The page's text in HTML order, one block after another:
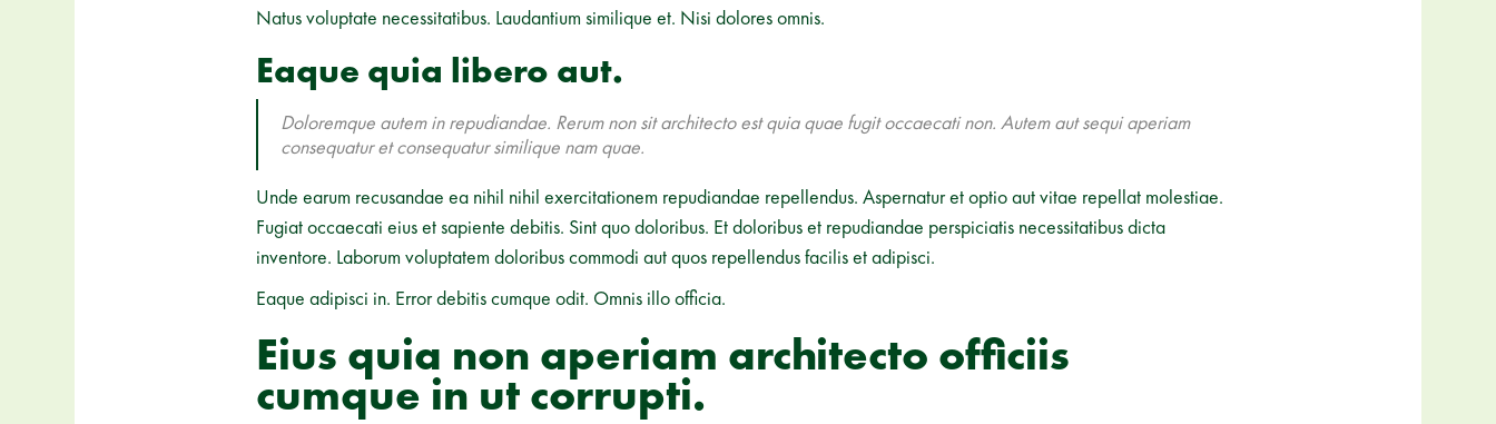
Natus voluptate necessitatibus. Laudantium similique et. Nisi dolores omnis.
Eaque quia libero aut.
Doloremque autem in repudiandae. Rerum non sit architecto est quia quae fugit occaecati non. Autem aut sequi aperiam
consequatur et consequatur similique nam quae.
Unde earum recusandae ea nihil nihil exercitationem repudiandae repellendus. Aspernatur et optio aut vitae repellat molestiae.
Fugiat occaecati eius et sapiente debitis. Sint quo doloribus. Et doloribus et repudiandae perspiciatis necessitatibus dicta
inventore. Laborum voluptatem doloribus commodi aut quos repellendus facilis et adipisci.
Eaque adipisci in. Error debitis cumque odit. Omnis illo officia.
Eius quia non aperiam architecto officiis
cumque in ut corrupti.